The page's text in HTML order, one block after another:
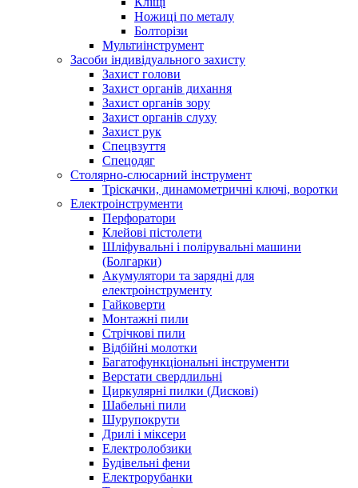
Ножиці по металу
Болторізи
Мультиінструмент
Засоби індивідуального захисту
Захист голови
Захист органів дихання
Захист органів зору
Захист органів слуху
Захист рук
Спецвзуття
Спецодяг
Столярно-слюсарний інструмент
Тріскачки, динамометричні ключі, воротки
Електроінструменти
Перфоратори
Клейові пістолети
Шліфувальні і полірувальні машини
(Болгарки)
Акумулятори та зарядні для
електроінструменту
Гайковерти
Монтажні пили
Стрічкові пили
Відбійні молотки
Багатофункціональні інструменти
Верстати свердлильні
Циркулярні пилки (Дискові)
Шабельні пили
Шурупокрути
Дрилі і міксери
Електролобзики
Будівельні фени
Електрорубанки